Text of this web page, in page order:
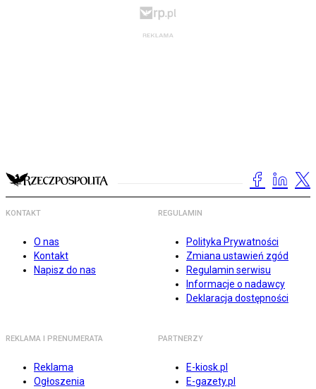
KONTAKT
O nas
Kontakt
Napisz do nas
REGULAMIN
Polityka Prywatności
Zmiana ustawień zgód
Regulamin serwisu
Informacje o nadawcy
Deklaracja dostępności
REKLAMA I PRENUMERATA
Reklama
Ogłoszenia
PARTNERZY
E-kiosk.pl
E-gazety.pl